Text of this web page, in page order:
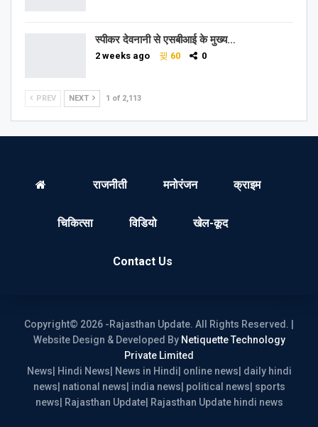
स्पीकर देवनानी से एसबीआई के मुख्य…
2 weeks ago 60 0
PREV NEXT 1 of 2,113
राजनीती मनोरंजन क्राइम
चिकित्सा विडियो खेल-कूद
Contact Us
Copyright© 2026 -Rajasthan Update. All Rights Reserved. |
Website Design & Developed By Netiquette Technology
Private Limited
News| Hindi News| News in Hindi| online news| daily hindi
news| national news| india news| political news| sports
news| Rajasthan Update| Rajasthan Update hindi news